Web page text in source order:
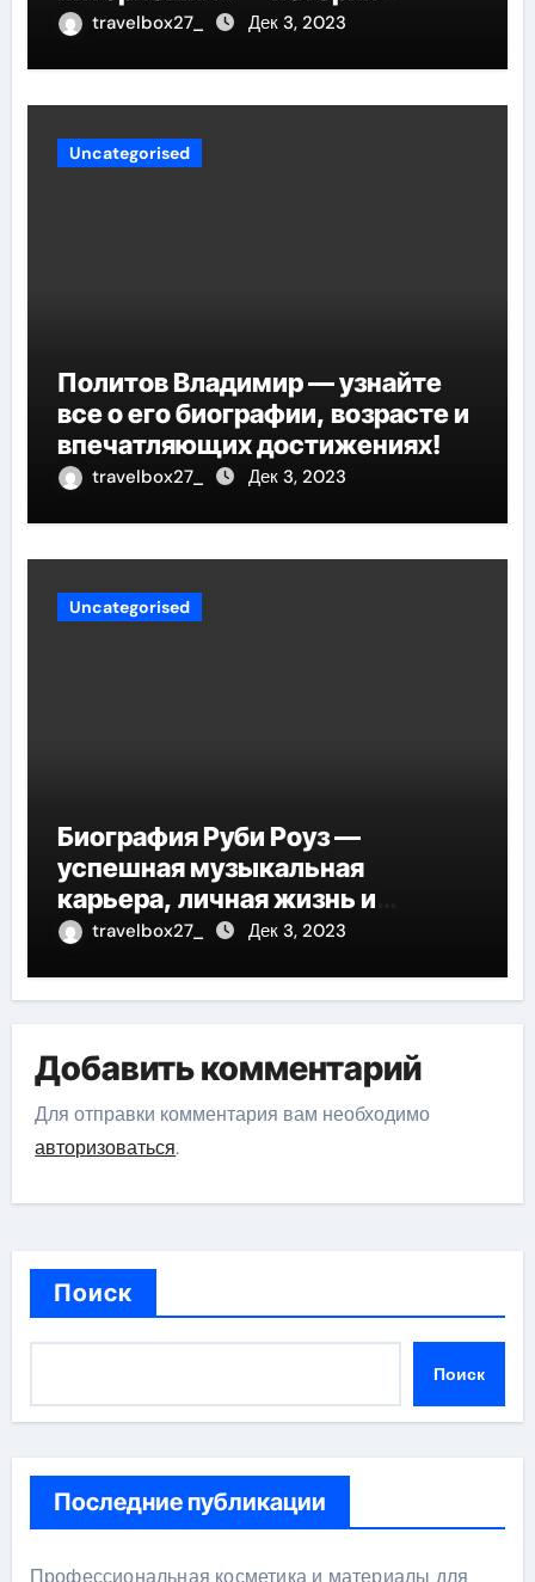
успеха, музыка и судьбы
travelbox27_ Дек 3, 2023
Uncategorised
Политов Владимир — узнайте
все о его биографии, возрасте и
впечатляющих достижениях!
travelbox27_ Дек 3, 2023
Uncategorised
Биография Руби Роуз —
успешная музыкальная
карьера, личная жизнь и
знаковые достижения
travelbox27_ Дек 3, 2023
Добавить комментарий
Для отправки комментария вам необходимо
авторизоваться.
Поиск
Поиск
Последние публикации
Профессиональная косметика и материалы для